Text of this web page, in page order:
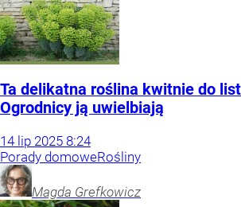
Ta delikatna roślina kwitnie do
Ogrodnicy ją uwielbiają
14 lip 2025 8:24
Porady domoweRośliny
Magda Grefkowicz